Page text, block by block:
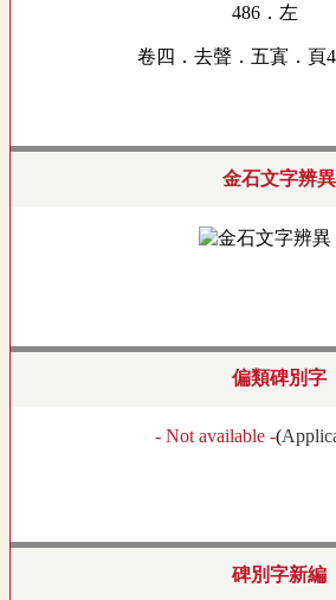
卷四．去聲．五寘．頁
金石文字辨異
偏類碑別字
- Not available -(
碑別字新編